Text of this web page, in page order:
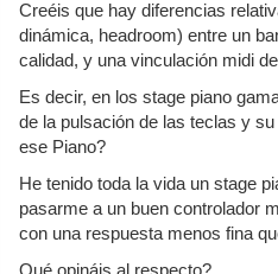
Creéis que hay diferencias
dinámica, headroom) entre un
calidad, y una vinculación midi
Es decir, en los stage piano
de la pulsación de las teclas y
ese Piano?
He tenido toda la vida un stage
pasarme a un buen controlador
con una respuesta menos fina